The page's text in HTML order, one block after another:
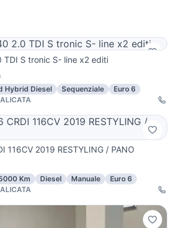
TDI S tronic S- line x2 editi
Hybrid Diesel Sequenziale
Euro 6
116CV 2019 RESTYLING / PANO
Km Diesel Manuale
Euro 6